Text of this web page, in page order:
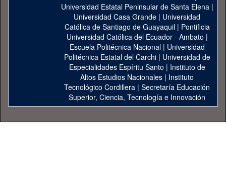
Universidad Estatal Peninsular de Santa Elena|
Universidad Casa Grande | Universidad
Católica de Santiago de Guayaquil| Pontificia
Universidad Católica del Ecuador - Ambato |
Escuela Politécnica Nacional| Universidad
Politécnica Estatal del Carchi| Universidad de
Especialidades Espíritu Santo | Instituto de
Altos Estudios Nacionales | Instituto
Tecnológico Cordillera | Secretaría Educación
Superior, Ciencia, Tecnología e Innovación